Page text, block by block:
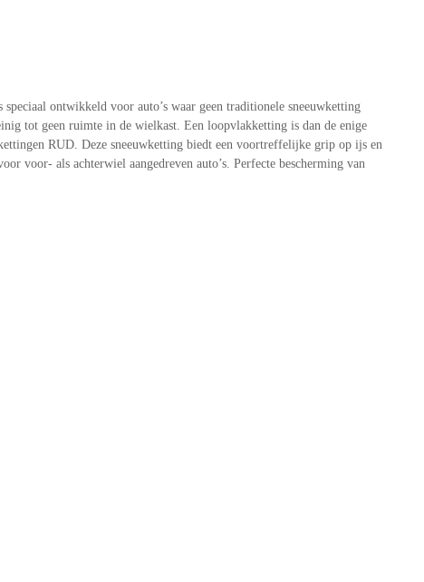
ontwikkeld voor auto’s waar geen traditionele sneeuwketting
tot geen ruimte in de wielkast. Een loopvlakketting is dan de enige
RUD. Deze sneeuwketting biedt een voortreffelijke grip op ijs en
voor- als achterwiel aangedreven auto’s. Perfecte bescherming van